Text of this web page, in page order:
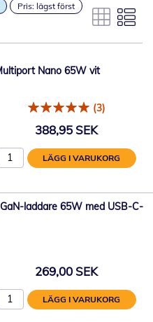
Pris: lägst först
Nano 65W vit
(3)
388,95 SEK
LÄGG I VARUKORG
laddare 65W med USB-C-
269,00 SEK
LÄGG I VARUKORG